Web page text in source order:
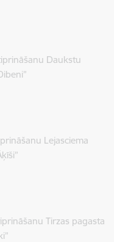
Daukstu
Lejasciema
Tirzas pagasta